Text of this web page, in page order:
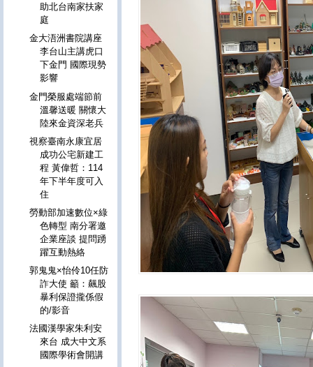
助北台南家扶家
庭
金大浯洲書院講座
李台山主講虎口
下金門 國際現勢
影響
金門榮服處端節前
溫馨送暖 關懷大
陸來金資深老兵
視察臺南永康宜居
成功公宅新建工
程 黃偉哲：114
年下半年度可入
住
勞動部加速數位×綠
色轉型 南分署邀
企業座談 提問踴
躍互動熱絡
郭鬼鬼×怡伶10任防
詐大使 籲：飆股
暴利保證攏係假
的/影音
法國漢學家朱利安
來台 成大中文系
國際學術會開講